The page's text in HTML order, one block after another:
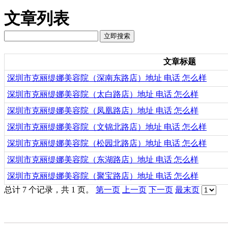
文章列表
文章标题
深圳市克丽缇娜美容院（深南东路店）地址 电话 怎么样
深圳市克丽缇娜美容院（太白路店）地址 电话 怎么样
深圳市克丽缇娜美容院（凤凰路店）地址 电话 怎么样
深圳市克丽缇娜美容院（文锦北路店）地址 电话 怎么样
深圳市克丽缇娜美容院（松园北路店）地址 电话 怎么样
深圳市克丽缇娜美容院（东湖路店）地址 电话 怎么样
深圳市克丽缇娜美容院（聚宝路店）地址 电话 怎么样
总计 7 个记录，共 1 页。 第一页 上一页 下一页 最末页